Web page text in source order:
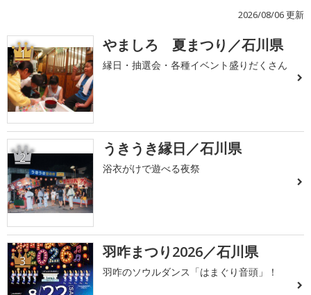
2026/08/06 更新
1 やましろ 夏まつり／石川県
縁日・抽選会・各種イベント盛りだくさん
2 うきうき縁日／石川県
浴衣がけで遊べる夜祭
3 羽咋まつり2026／石川県
羽咋のソウルダンス「はまぐり音頭」！